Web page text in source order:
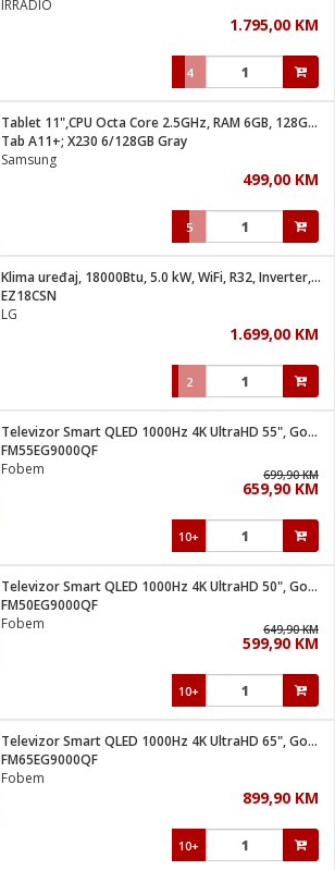
IRRADIO
1.795,00 KM
4
Tablet 11",CPU Octa Core 2.5GHz, RAM 6GB, 128GB, 7040mAh
Tab A11+; X230 6/128GB Gray
Samsung
499,00 KM
5
Klima uređaj, 18000Btu, 5.0 kW, WiFi, R32, Inverter, A++/A+
EZ18CSN
LG
1.699,00 KM
2
Televizor Smart QLED 1000Hz 4K UltraHD 55", Google TV
FM55EG9000QF
Fobem
699,90 KM
659,90 KM
10+
Televizor Smart QLED 1000Hz 4K UltraHD 50", Google TV
FM50EG9000QF
Fobem
649,90 KM
599,90 KM
10+
Televizor Smart QLED 1000Hz 4K UltraHD 65", Google TV
FM65EG9000QF
Fobem
899,90 KM
10+